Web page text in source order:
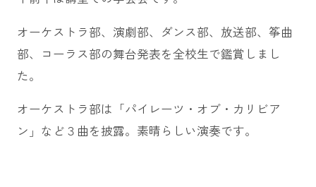
オーケストラ部、演劇部、ダンス部、放送部、筝曲
部、コーラス部の舞台発表を全校生で鑑賞しまし
た。
オーケストラ部は「パイレーツ・オブ・カリビア
ン」など３曲を披露。素晴らしい演奏です。